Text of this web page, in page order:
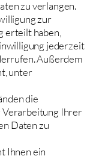
zu verlangen.
zur
erteilt haben,
jederzeit
Außerdem
unter
die
Verarbeitung Ihrer
Daten zu
Ihnen ein